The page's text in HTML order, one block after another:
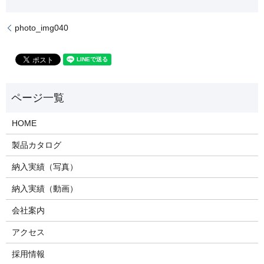
photo_img040
HOME
製品カタログ
納入実績（写真）
納入実績（動画）
会社案内
アクセス
採用情報